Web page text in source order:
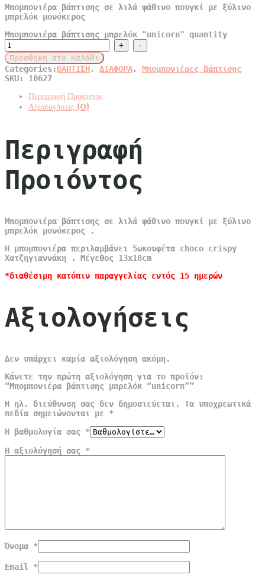
Μπομπονιέρα βάπτισης σε λιλά ψάθινο πουγκί με ξύλινο
μπρελόκ μονόκερος
Μπομπονιέρα βάπτισης μπρελόκ “unicorn” quantity
Προσθήκη στο Καλάθι
Categories:ΒΑΠΤΙΣΗ, ΔΙΑΦΟΡΑ, Μπομπονιέρες βάπτισης
SKU: 10627
Περιγραφή Προιόντος
Αξιολογήσεις (0)
Περιγραφή
Προιόντος
Μπομπονιέρα βάπτισης σε λιλά ψάθινο πουγκί με ξύλινο
μπρελόκ μονόκερος .
Η μπομπονιέρα περιλαμβάνει 5ωκουφέτα choco crispy
Χατζηγιαννάκη . Μέγεθος 13x18cm
*διαθέσιμη κατόπιν παραγγελίας εντός 15 ημερών
Αξιολογήσεις
Δεν υπάρχει καμία αξιολόγηση ακόμη.
Κάνετε την πρώτη αξιολόγηση για το προϊόν:
“Μπομπονιέρα βάπτισης μπρελόκ “unicorn””
Η ηλ. διεύθυνση σας δεν δημοσιεύεται.
Τα υποχρεωτικά
πεδία σημειώνονται με *
Η βαθμολογία σας *
Η αξιολόγησή σας *
Όνομα *
Email *